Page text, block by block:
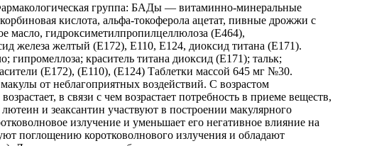
группа: БАДы — витаминно-минеральные
кислота, альфа-токоферола ацетат, пивные дрожжи с
масло, гидроксиметилпропилцеллюлоза (Е464),
железа желтый (Е172), Е110, Е124, диоксид титана (Е171).
гипромеллоза; краситель титана диоксид (Е171); тальк;
(Е172), (Е110), (Е124) Таблетки массой 645 мг №30.
от неблагоприятных воздействий. С возрастом
в связи с чем возрастает потребность в приеме веществ,
и зеаксантин участвуют в построении макулярного
излучение и уменьшает его негативное влияние на
поглощению коротковолнового излучения и обладают